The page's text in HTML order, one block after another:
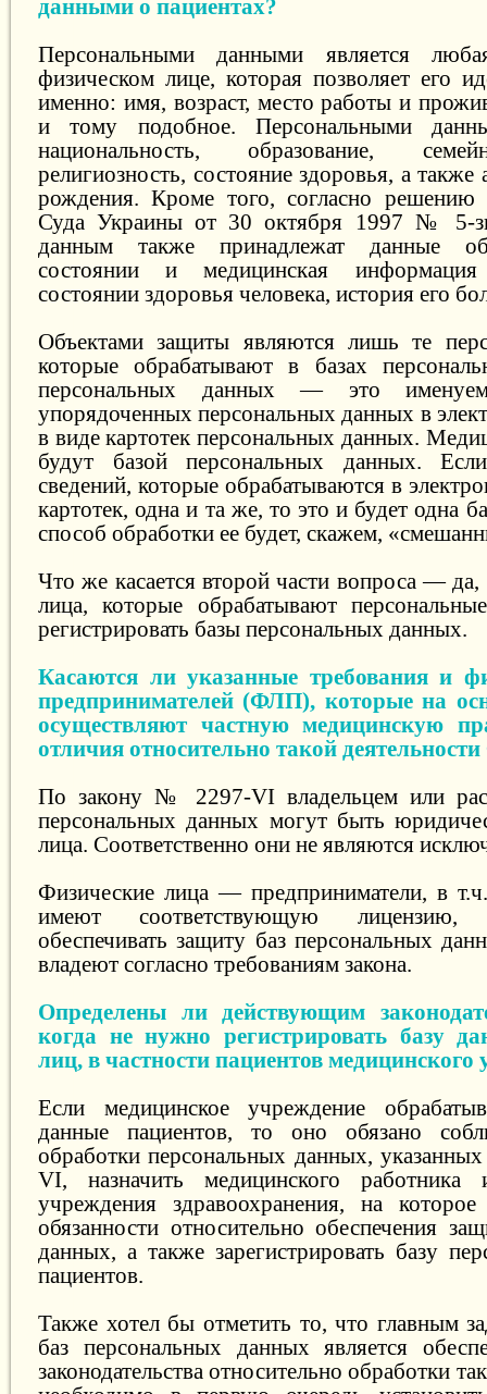
данными о пациентах?
Персональными данными является
физическом лице, которая позволяет его
именно: имя, возраст, место работы и
и тому подобное. Персональными
национальность, образование,
религиозность, состояние здоровья, а также
рождения. Кроме того, согласно решению
Суда Украины от 30 октября 1997 № 5-
данным также принадлежат данные
состоянии и медицинская
состоянии здоровья человека, история его
Объектами защиты являются лишь те
которые обрабатывают в базах
персональных данных — это
упорядоченных персональных данных в
в виде картотек персональных данных.
будут базой персональных данных.
сведений, которые обрабатываются в
картотек, одна и та же, то это и будет одна
способ обработки ее будет, скажем,
Что же касается второй части вопроса — да,
лица, которые обрабатывают
регистрировать базы персональных данных.
Касаются ли указанные требования и
предпринимателей (ФЛП), которые на
осуществляют частную медицинскую
отличия относительно такой
По закону № 2297-VI владельцем или
персональных данных могут быть
лица. Соответственно они не являются
Физические лица — предприниматели, в
имеют соответствующую
обеспечивать защиту баз персональных
владеют согласно требованиям закона.
Определены ли действующим
когда не нужно регистрировать базу
лиц, в частности пациентов медицинского
Если медицинское учреждение
данные пациентов, то оно обязано
обработки персональных данных,
VI, назначить медицинского
учреждения здравоохранения, на
обязанности относительно обеспечения
данных, а также зарегистрировать базу
пациентов.
Также хотел бы отметить то, что главным
баз персональных данных является
законодательства относительно обработки